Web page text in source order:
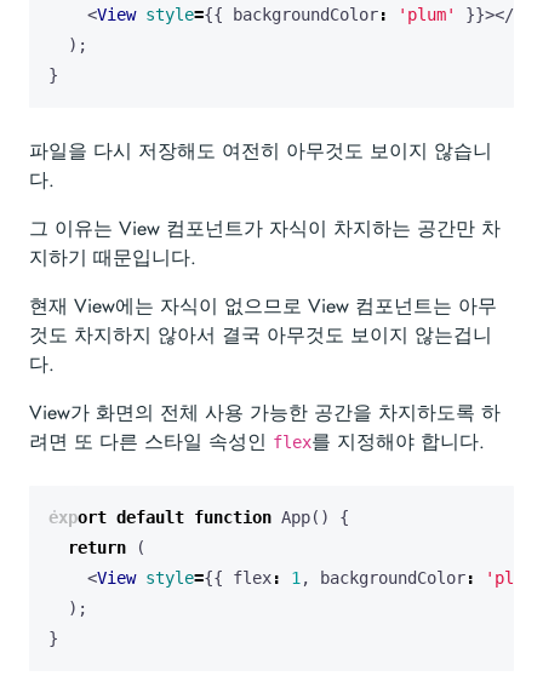
<View style={{ backgroundColor: 'plum' }}></
);
}
파일을 다시 저장해도 여전히 아무것도 보이지 않습니
다.
그 이유는 View 컴포넌트가 자식이 차지하는 공간만 차
지하기 때문입니다.
현재 View에는 자식이 없으므로 View 컴포넌트는 아무
것도 차지하지 않아서 결국 아무것도 보이지 않는겁니
다.
View가 화면의 전체 사용 가능한 공간을 차지하도록 하
려면 또 다른 스타일 속성인 flex를 지정해야 합니다.
export default function App()
{
return
(
<View style={{ flex: 1, backgroundColor:
'plum'
);
}